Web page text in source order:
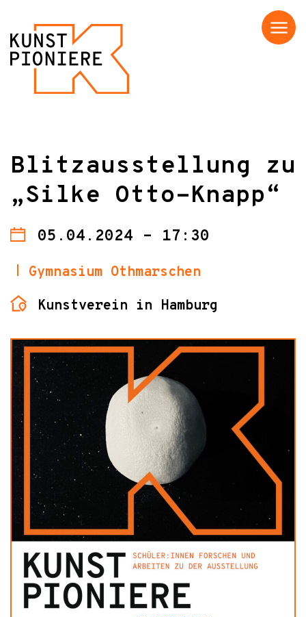
Menü
Blitzausstellung zu
„Silke Otto-Knapp“
05.04.2024 - 17:30
Gymnasium Othmarschen
Kunstverein in Hamburg